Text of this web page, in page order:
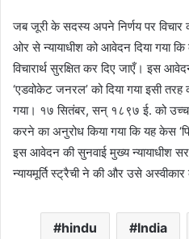
जब जूरी के सदस्य अपने निर्णय पर
ओर से न्यायाधीश को आवेदन दिया गया
विचारार्थ सुरक्षित कर दिए जाएँ। इस
‘एडवोकेट जनरल’ को दिया गया इसी तरह
गया। १७ सितंबर, सन् १८९७ ई. को उच्च
करने का अनुरोध किया गया कि यह केस
इस आवेदन की सुनवाई मुख्य न्यायाधीश सर
न्यायमूर्ति स्ट्रैची ने की और उसे अस्वीकार
hindu India